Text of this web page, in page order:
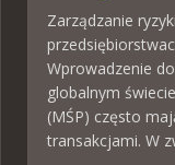
Zarządzanie
Wprowadzenie
globalnym
(MŚP) często
transakcjami. W